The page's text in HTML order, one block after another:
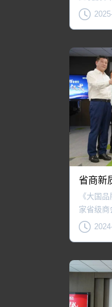
省商新
《大国
家省级